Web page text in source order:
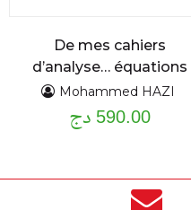
De mes cahiers
d’analyse… équations
différentielles
ordinaires du premier
et second ordre :
applications cours
détaillé et exercices
Mohammed HAZI
590.00 دج